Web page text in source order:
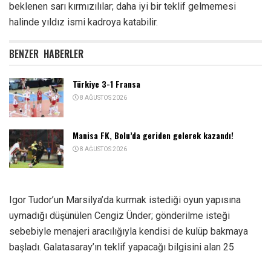
beklenen sarı kırmızılılar; daha iyi bir teklif gelmemesi
halinde yıldız ismi kadroya katabilir.
BENZER HABERLER
Türkiye 3-1 Fransa
8 AĞUSTOS 2026
Manisa FK, Bolu’da geriden gelerek kazandı!
8 AĞUSTOS 2026
Igor Tudor’un Marsilya’da kurmak istediği oyun yapısına
uymadığı düşünülen Cengiz Ünder; gönderilme isteği
sebebiyle menajeri aracılığıyla kendisi de kulüp bakmaya
başladı. Galatasaray’ın teklif yapacağı bilgisini alan 25